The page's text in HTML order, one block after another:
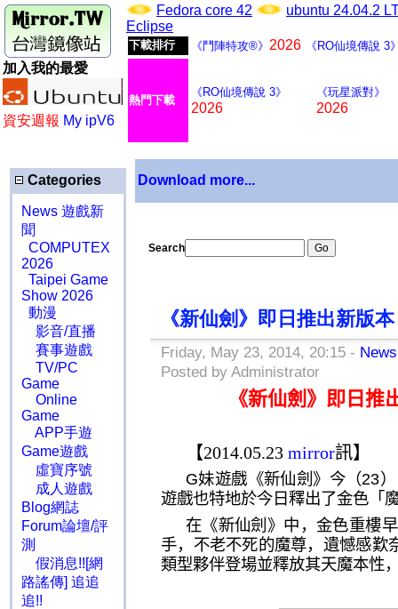
加入我的最愛
資安週報 My ipV6
Fedora core 42
ubuntu 24.04.2
Eclipse
下載排行 《鬥陣特攻®》 2026 《RO仙境傳說 3
熱門下載
《RO仙境傳說 3》
2026
《玩星派對》
2026
Categories
News 遊戲新
聞
COMPUTEX
2026
Taipei Game
Show 2026
動漫
影音/直播
賽事遊戲
TV/PC
Game
Online
Game
APP手遊
Game遊戲
虛寶序號
成人遊戲
Blog網誌
Forum論壇/評
測
假消息!![網
路謠傳] 追追
追!!
Download more...
Search
《新仙劍》即日推出新版
Friday, May 23, 2014, 20:15 -
Posted by Administrator
《新仙劍》即日
【2014.05.23 mirror訊】
G妹遊戲《新仙劍》今（23
遊戲也特地於今日釋出了金色「
在《新仙劍》中，金色重樓
手，不老不死的魔尊，遺憾感歎
類型夥伴登場並釋放其天魔本性